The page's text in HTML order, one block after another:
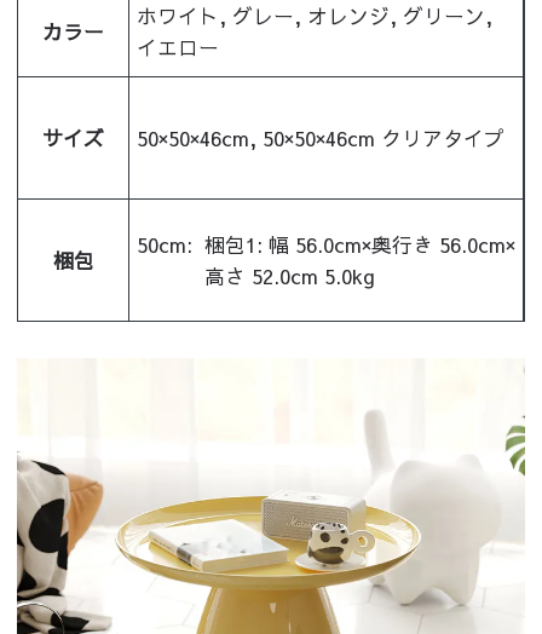
カラー
ホワイト, グレー, オレンジ, グリーン,
イエロー
サイズ 50×50×46cm, 50×50×46cm クリアタイプ
梱包
50cm: 梱包1: 幅 56.0cm×奥行き 56.0cm×
高さ 52.0cm 5.0kg